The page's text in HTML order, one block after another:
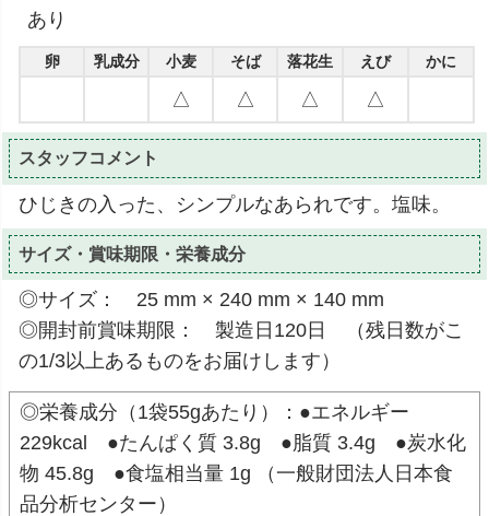
あり
卵 乳成分 小麦 そば 落花生 えび かに
△ △ △ △
スタッフコメント
ひじきの入った、シンプルなあられです。塩味。
サイズ・賞味期限・栄養成分
◎サイズ： 25 mm × 240 mm × 140 mm
◎開封前賞味期限： 製造日120日 （残日数がこ
の1/3以上あるものをお届けします）
◎栄養成分（1袋55gあたり）：●エネルギー
229kcal ●たんぱく質 3.8g ●脂質 3.4g ●炭水化
物 45.8g ●食塩相当量 1g （一般財団法人日本食
品分析センター）